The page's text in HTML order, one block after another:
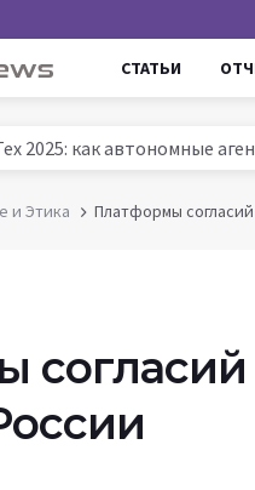
СТАТЬИ
2025: как автономные
и Этика Платформы